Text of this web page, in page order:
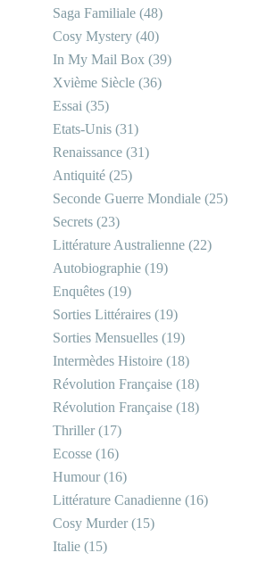
Saga Familiale (48)
Cosy Mystery (40)
In My Mail Box (39)
Xvième Siècle (36)
Essai (35)
Etats-Unis (31)
Renaissance (31)
Antiquité (25)
Seconde Guerre Mondiale (25)
Secrets (23)
Littérature Australienne (22)
Autobiographie (19)
Enquêtes (19)
Sorties Littéraires (19)
Sorties Mensuelles (19)
Intermèdes Histoire (18)
Révolution Française (18)
Révolution Française (18)
Thriller(17)
Ecosse (16)
Humour(16)
Littérature Canadienne (16)
Cosy Murder(15)
Italie (15)